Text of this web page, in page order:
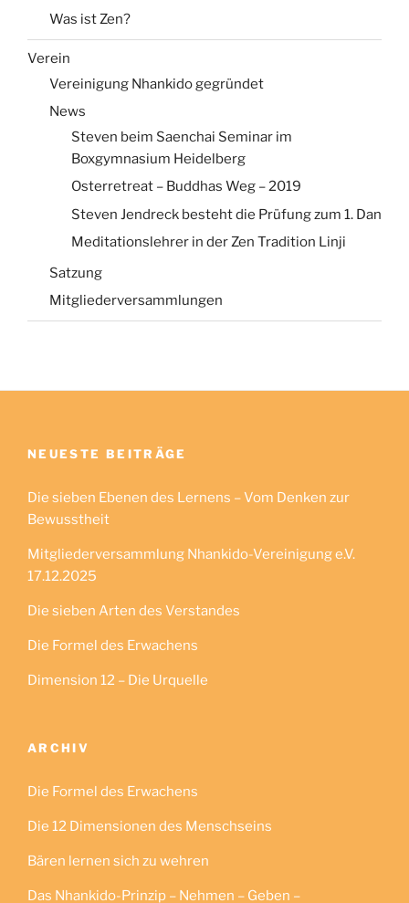
Was ist Zen?
Verein
Vereinigung Nhankido gegründet
News
Steven beim Saenchai Seminar im
Boxgymnasium Heidelberg
Osterretreat – Buddhas Weg – 2019
Steven Jendreck besteht die Prüfung zum 1. Dan
Meditationslehrer in der Zen Tradition Linji
Satzung
Mitgliederversammlungen
NEUESTE BEITRÄGE
Die sieben Ebenen des Lernens – Vom Denken zur
Bewusstheit
Mitgliederversammlung Nhankido-Vereinigung e.V.
17.12.2025
Die sieben Arten des Verstandes
Die Formel des Erwachens
Dimension 12 – Die Urquelle
ARCHIV
Die Formel des Erwachens
Die 12 Dimensionen des Menschseins
Bären lernen sich zu wehren
Das Nhankido-Prinzip – Nehmen – Geben –